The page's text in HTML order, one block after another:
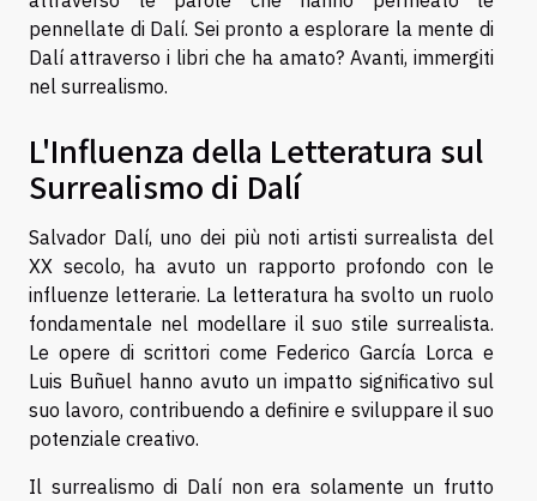
pennellate di Dalí. Sei pronto a esplorare la mente di
Dalí attraverso i libri che ha amato? Avanti, immergiti
nel surrealismo.
L'Influenza della Letteratura sul
Surrealismo di Dalí
Salvador Dalí, uno dei più noti artisti surrealista del
XX secolo, ha avuto un rapporto profondo con le
influenze letterarie. La letteratura ha svolto un ruolo
fondamentale nel modellare il suo stile surrealista.
Le opere di scrittori come Federico García Lorca e
Luis Buñuel hanno avuto un impatto significativo sul
suo lavoro, contribuendo a definire e sviluppare il suo
potenziale creativo.
Il surrealismo di Dalí non era solamente un frutto